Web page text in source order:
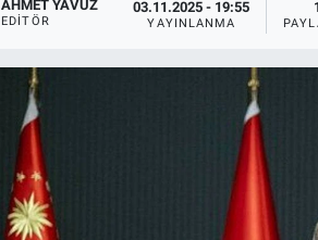
AHMET YAVUZ
EDITÖR
03.11.2025 - 19:55
YAYINLANMA